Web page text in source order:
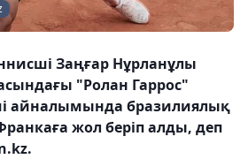
Заңғар Нұрланұлы
"Ролан Гаррос"
айналымында бразилиялық
жол беріп алды, деп